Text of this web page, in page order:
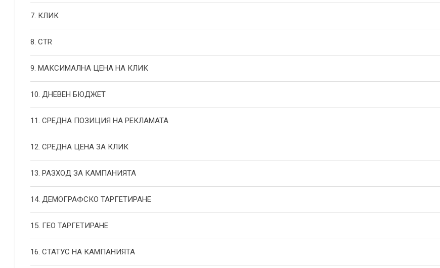
7. КЛИК
8. CTR
9. МАКСИМАЛНА ЦЕНА НА КЛИК
10. ДНЕВЕН БЮДЖЕТ
11. СРЕДНА ПОЗИЦИЯ НА РЕКЛАМАТА
12. СРЕДНА ЦЕНА ЗА КЛИК
13. РАЗХОД ЗА КАМПАНИЯТА
14. ДЕМОГРАФСКО ТАРГЕТИРАНЕ
15. ГЕО ТАРГЕТИРАНЕ
16. СТАТУС НА КАМПАНИЯТА